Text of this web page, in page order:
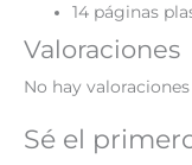
14 páginas
Valoraciones
No hay valoraciones
Sé el